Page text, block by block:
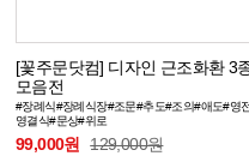
[꽃주문닷컴] 디자인 근조화환 3
모음전
#장례식#장례식장#조문#추도#조의#애도#영
영결식#문상#위로
99,000원 129,000원